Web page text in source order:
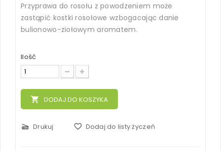
Przyprawa do rosołu z powodzeniem może
zastąpić kostki rosołowe wzbogacając danie
bulionowo-ziołowym aromatem.
Ilość
local_grocery_store DODAJ DO KOSZYKA
scanner Drukuj favorite_border Dodaj do listy życzeń